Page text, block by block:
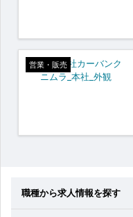
営業・販売
職種から求人情報を探す